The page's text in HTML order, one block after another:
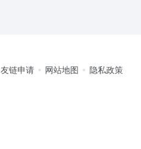
友链申请 网站地图 隐私政策